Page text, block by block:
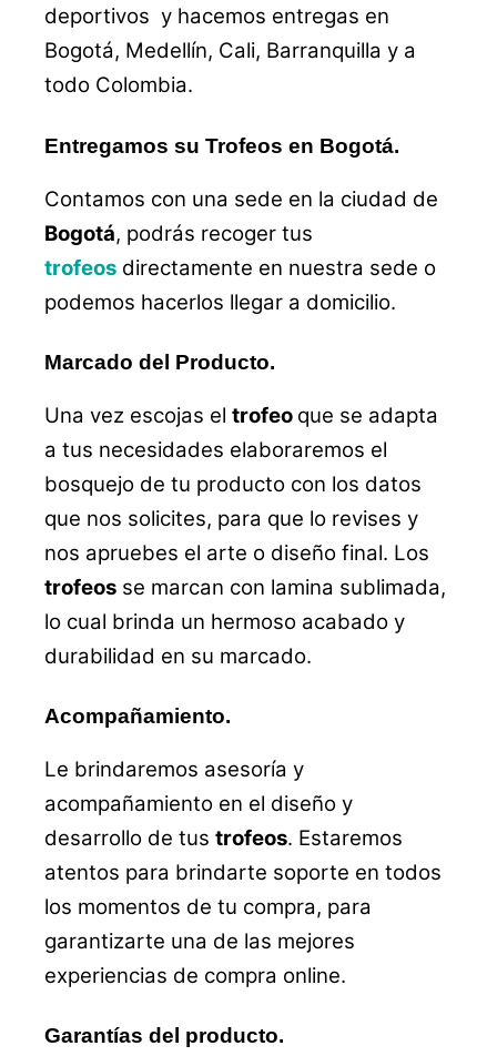
deportivos y hacemos entregas en
Bogotá, Medellín, Cali, Barranquilla y a
todo Colombia.
Entregamos su Trofeos en Bogotá.
Contamos con una sede en la ciudad de
Bogotá, podrás recoger tus
trofeos directamente en nuestra sede o
podemos hacerlos llegar a domicilio.
Marcado del Producto.
Una vez escojas el trofeo que se adapta
a tus necesidades elaboraremos el
bosquejo de tu producto con los datos
que nos solicites, para que lo revises y
nos apruebes el arte o diseño final. Los
trofeos se marcan con lamina sublimada,
lo cual brinda un hermoso acabado y
durabilidad en su marcado.
Acompañamiento.
Le brindaremos asesoría y
acompañamiento en el diseño y
desarrollo de tus trofeos. Estaremos
atentos para brindarte soporte en todos
los momentos de tu compra, para
garantizarte una de las mejores
experiencias de compra online.
Garantías del producto.